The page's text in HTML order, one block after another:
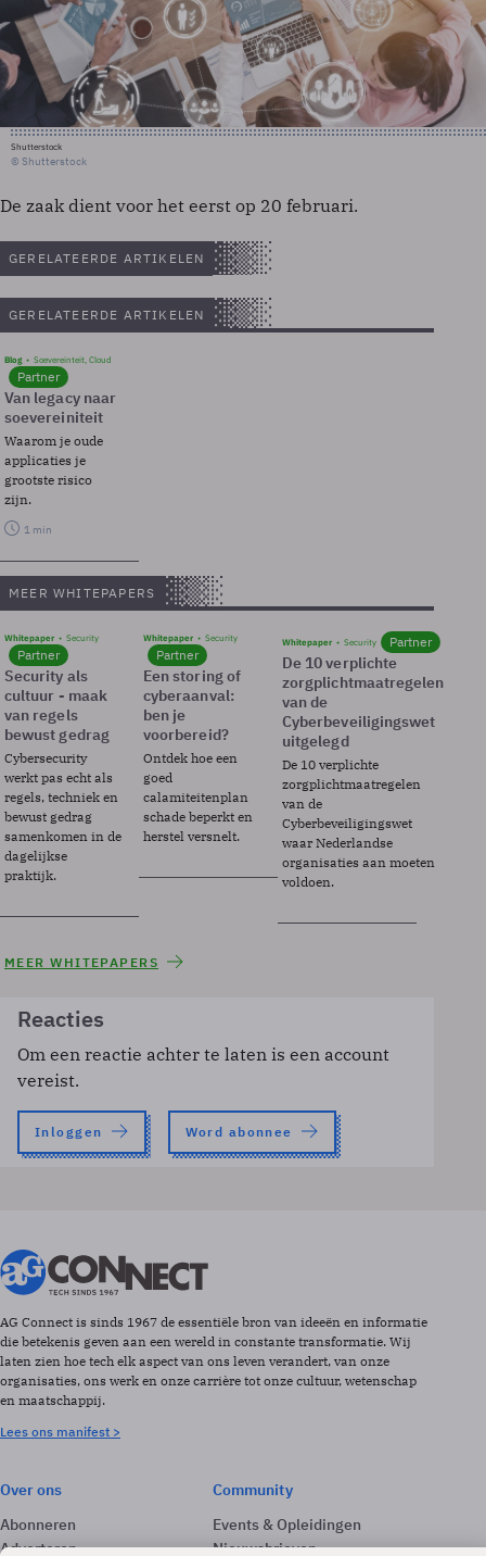
Shutterstock
© Shutterstock
De zaak dient voor het eerst op 20 februari.
GERELATEERDE ARTIKELEN
GERELATEERDE ARTIKELEN
Blog Soevereinteit, Cloud
Partner
Van legacy naar
soevereiniteit
Waarom je oude
applicaties je
grootste risico
zijn.
1 min
MEER WHITEPAPERS
Whitepaper Security
Partner
Security als
cultuur - maak
van regels
bewust gedrag
Cybersecurity
werkt pas echt als
regels, techniek en
bewust gedrag
samenkomen in de
dagelijkse
praktijk.
Whitepaper Security
Partner
Een storing of
cyberaanval:
ben je
voorbereid?
Ontdek hoe een
goed
calamiteitenplan
schade beperkt en
herstel versnelt.
Whitepaper Security Partner
De 10 verplichte
zorgplichtmaatregelen
van de
Cyberbeveiligingswet
uitgelegd
De 10 verplichte
zorgplichtmaatregelen
van de
Cyberbeveiligingswet
waar Nederlandse
organisaties aan moeten
voldoen.
MEER WHITEPAPERS
Reacties
Om een reactie achter te laten is een account
vereist.
Inloggen Word abonnee
AG Connect is sinds 1967 de essentiële bron van ideeën en informatie
die betekenis geven aan een wereld in constante transformatie. Wij
laten zien hoe tech elk aspect van ons leven verandert, van onze
organisaties, ons werk en onze carrière tot onze cultuur, wetenschap
en maatschappij.
Lees ons manifest >
Over ons
Abonneren
Adverteren
Community
Events & Opleidingen
Nieuwsbrieven